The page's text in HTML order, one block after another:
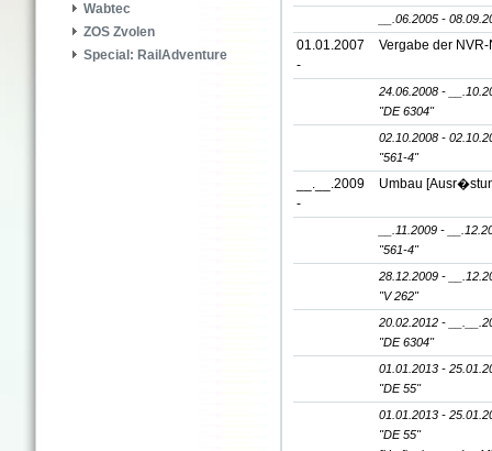
Wabtec
ZOS Zvolen
Special: RailAdventure
__.06.2005 -
01.01.2007
-
Vergabe der
24.06.2008 -
"DE 6304"
02.10.2008 -
"561-4"
__.__.2009
-
Umbau
__.11.2009 -
"561-4"
28.12.2009 -
"V 262"
20.02.2012 -
"DE 6304"
01.01.2013 -
"DE 55"
01.01.2013 -
"DE 55"